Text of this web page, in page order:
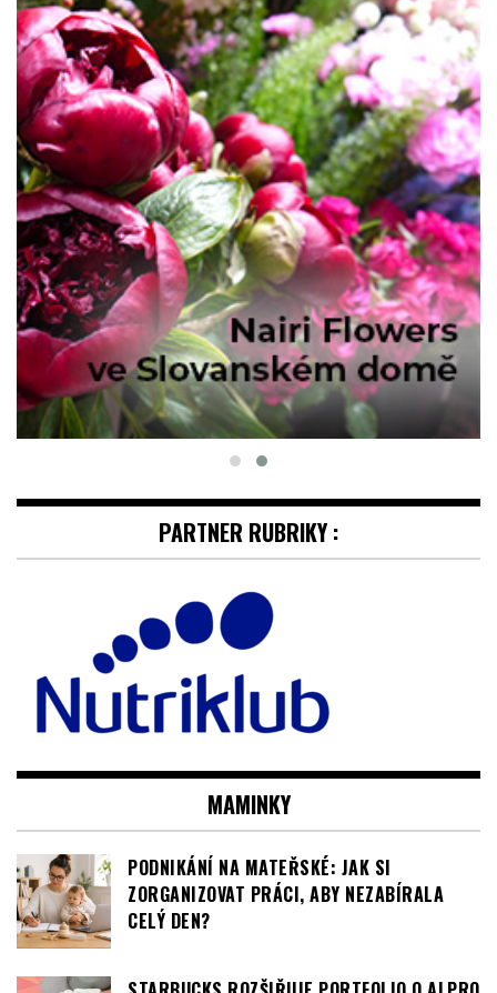
PARTNER RUBRIKY :
MAMINKY
PODNIKÁNÍ NA MATEŘSKÉ: JAK SI
ZORGANIZOVAT PRÁCI, ABY NEZABÍRALA
STARBUCKS ROZŠIŘUJE PORTFOLIO O ALPRO